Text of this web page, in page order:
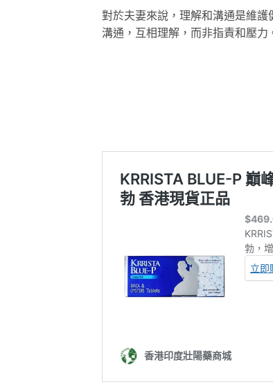
對於夫妻來說，理解和溝通是維
溝通，互相理解，而非指責和壓